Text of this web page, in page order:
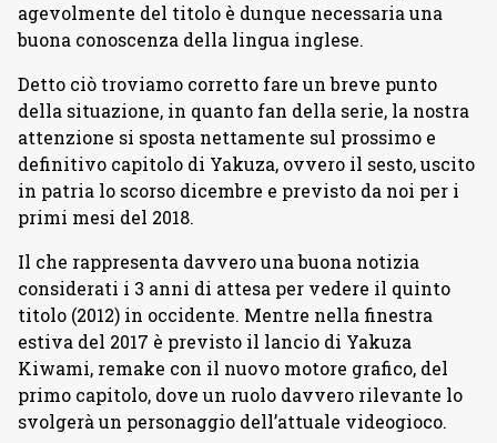
agevolmente del titolo è dunque necessaria una
buona conoscenza della lingua inglese.
Detto ciò troviamo corretto fare un breve punto
della situazione, in quanto fan della serie, la nostra
attenzione si sposta nettamente sul prossimo e
definitivo capitolo di Yakuza, ovvero il sesto, uscito
in patria lo scorso dicembre e previsto da noi per i
primi mesi del 2018.
Il che rappresenta davvero una buona notizia
considerati i 3 anni di attesa per vedere il quinto
titolo (2012) in occidente. Mentre nella finestra
estiva del 2017 è previsto il lancio di Yakuza
Kiwami, remake con il nuovo motore grafico, del
primo capitolo, dove un ruolo davvero rilevante lo
svolgerà un personaggio dell’attuale videogioco.